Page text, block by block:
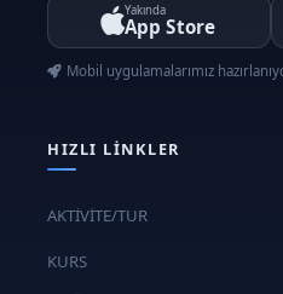
Kol ve bacak
egzersizleri
Nevşehir
Savunma Teknikleri
Yakında
App Store
Mobil uygulamalarımız
HIZLI LINKLER
AKTİVİTE/TUR
KURS